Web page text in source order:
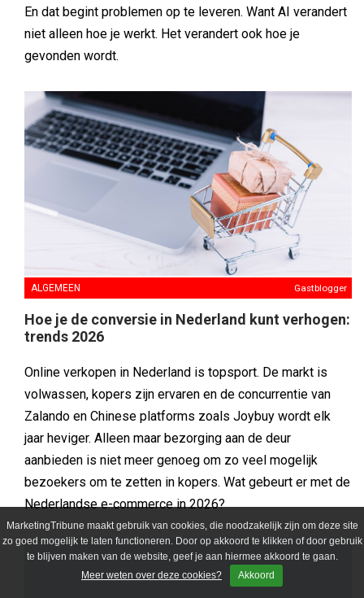
MarketingTribune maakt gebruik van cookies, die noodzakelijk zijn om deze site
zo goed mogelijk te laten functioneren. Door op akkoord te klikken of door gebruik
te blijven maken van de website, geef je aan hiermee akkoord te gaan.
Meer weten over deze cookies?
Akkoord
En dat begint problemen op te leveren. Want AI verandert
niet alleen hoe je werkt. Het verandert ook hoe je
gevonden wordt.
ALGEMEEN Gastblogger
Hoe je de conversie in Nederland kunt verhogen:
trends 2026
Online verkopen in Nederland is topsport. De markt is
volwassen, kopers zijn ervaren en de concurrentie van
Zalando en Chinese platforms zoals Joybuy wordt elk
jaar heviger. Alleen maar bezorging aan de deur
aanbieden is niet meer genoeg om zo veel mogelijk
bezoekers om te zetten in kopers. Wat gebeurt er met de
Nederlandse e-commerce in 2026?